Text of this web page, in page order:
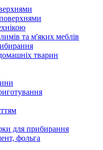
та м'яких меблів
тварин
для прибирання
фольга